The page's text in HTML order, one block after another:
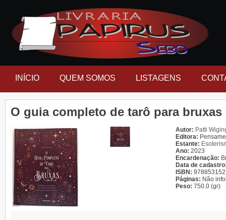
INÍCIO QUEM SOMOS LISTAGENS
O guia completo de tarô para bruxas
Autor: Patti
Editora:
Estante:
Ano: 2023
Encardenação:
Data de
ISBN:
Páginas: Não
Peso: 750.0 (gr)